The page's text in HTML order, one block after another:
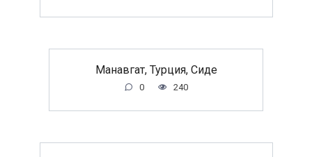
Манавгат, Турция, Сиде
0 240